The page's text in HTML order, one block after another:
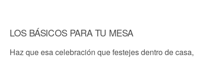
LOS BÁSICOS PARA TU MESA
Haz que esa celebración que festejes dentro de casa,